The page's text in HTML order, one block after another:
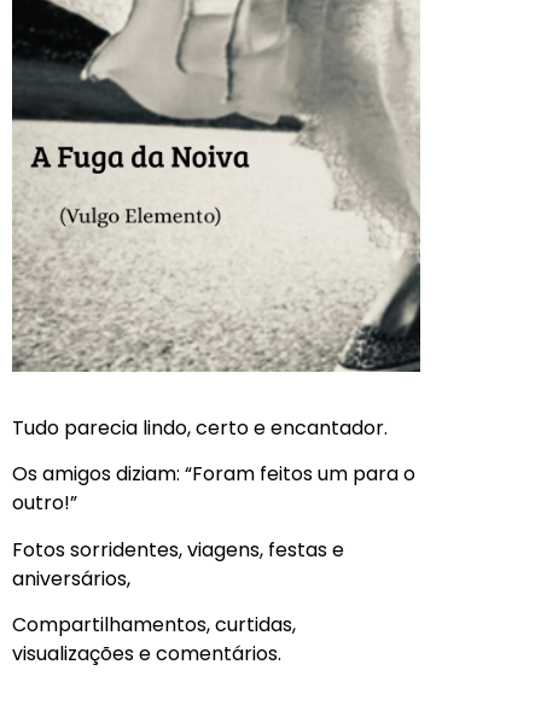
Tudo parecia lindo, certo e encantador.
Os amigos diziam: “Foram feitos um para o
outro!”
Fotos sorridentes, viagens, festas e
aniversários,
Compartilhamentos, curtidas,
visualizações e comentários.